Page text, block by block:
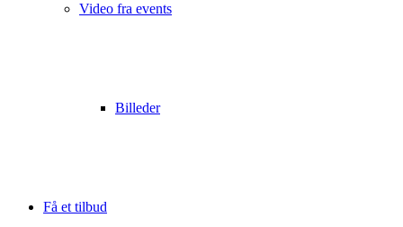
Video fra events
Billeder
Få et tilbud